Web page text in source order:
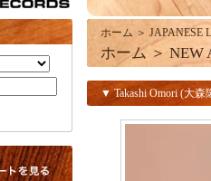
ホーム ＞ JAPANESE
ホーム ＞ NEW
▼ Takashi Omori (大